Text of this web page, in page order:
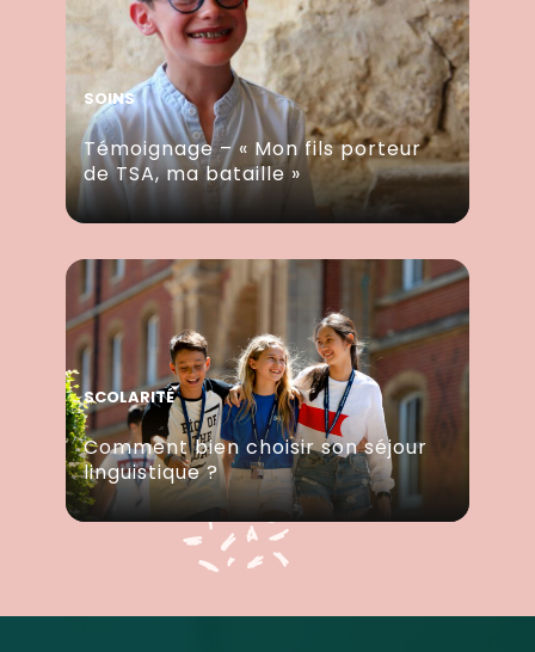
SOINS
Témoignage – « Mon fils porteur
de TSA, ma bataille »
SCOLARITÉ
Comment bien choisir son séjour
linguistique ?